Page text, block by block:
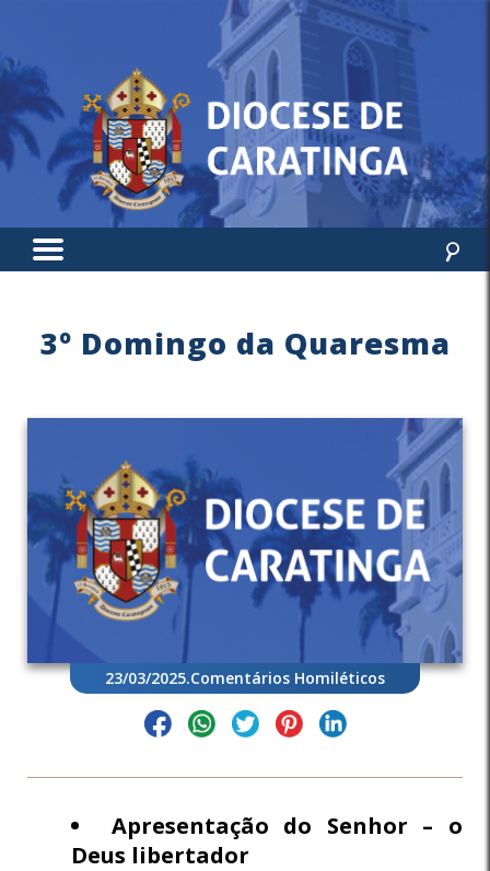
3º Domingo da Quaresma
23/03/2025.Comentários Homiléticos
Apresentação do Senhor – o
Deus libertador